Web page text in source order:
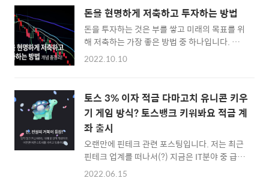
이나 이더리움 등의 가상자산 투자를 하고 싶으
시다면, 국내 거래소 (업비트, 코인원 등등)에 입
금을 하신 뒤 리플..
대 1만원까지 받고 시작할 수 있는 추천코드가
필요한 분들을 위해 먼저 이벤트 코드부터 공유
해드리면 '냉동물개0363'입니다. 토스뱅크 굴
비 적금 이벤트코드: 냉동물개0363 :: 토스뱅크
굴비적금 가입하러 바로가기 :: 위에 링크를 이
트코드'를 넣어야 가입 축하금 리워드를 받을 수
있어요. 최대 1만원이 나올수도 있다는 군요. ㅎ
ㅎ '냉동물개0363'을 입력하시면 됩니다. 제 경
우에는..
돈을 현명하게 저축하고 투자하는 방법
돈을 투자하는 것은 부를 쌓고 미래의 목표를 위
해 저축하는 가장 좋은 방법 중 하나입니다. 그
러나 대부분의 사람들의 목표와 선호도가 독특
에 의존하며 좋은 재무 습관을 구축해야 합니다.
목표를 달성하기 위해 현명하게 돈을 투자하는
방법을 배우십시오. 목표 설정 및 투자 시작 모
든 투자 계획의 첫 번째 단계는 목표를 설정하는
것입니다. 도로 여행으로 생각하면, 목표는 최종
목적지에 도달하는 것이며 투자 계획은 목적지
에 도달하기 위해 취해야 하는 경로입니다. 많은
사람들이 은퇴를 대비하여 저축을 시작합니다.
2022.10.10
토스 3% 이자 적금 다마고치 유니콘 키우
기 게임 방식? 토스뱅크 키워봐요 적금 계
좌 출시
오랜만에 핀테크 관련 포스팅입니다. 저는 최근
핀테크 업계를 떠나서(?) 지금은 IT분야 중 급부
상 하고 있는 메타버스, AR업계에서 일을 시작
2022.06.15